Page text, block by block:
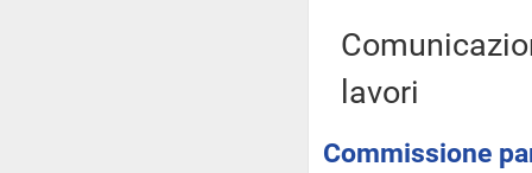
lavori
Commissione